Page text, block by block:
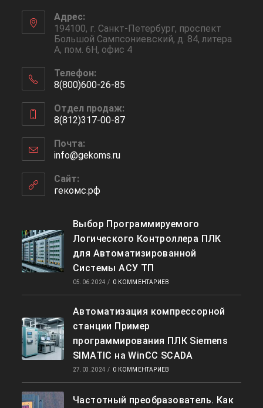
Адрес:
194100, г. Санкт-Петербург, проспект
Большой Сампсониевский, д. 84, литера
А, пом. 6Н, офис 4
Телефон:
8(800)600-26-85
в
вашем
приложении
Отдел продаж:
8(812)317-00-87
в
вашем
приложении
Почта:
info@gekoms.ruОткроется
Сайт:
гекомс.рф
Выбор Программируемого
Логического Контроллера ПЛК
для Автоматизированной
Системы АСУ ТП
05.06.2024 / 0 КОММЕНТАРИЕВ
Автоматизация компрессорной
станции Пример
программирования ПЛК Siemens
SIMATIC на WinCC SCADA
27.03.2024 / 0 КОММЕНТАРИЕВ
Частотный преобразователь. Как